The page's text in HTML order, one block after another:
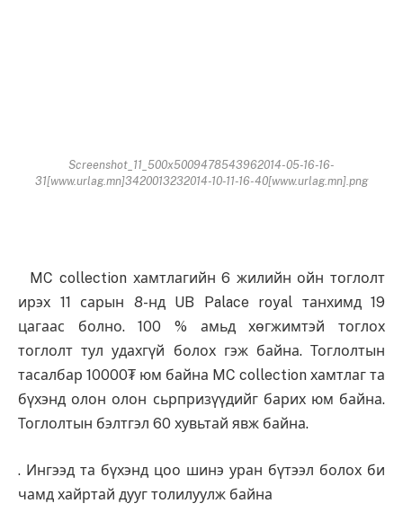
Screenshot_11_500x5009478543962014-05-16-16-
31[www.urlag.mn]3420013232014-10-11-16-40[www.urlag.mn].png
MC collection хамтлагийн 6 жилийн ойн тоглолт
ирэх 11 сарын 8-нд UB Palace royal танхимд 19
цагаас болно. 100 % амьд хөгжимтэй тоглох
тоглолт тул удахгүй болох гэж байна. Тоглолтын
тасалбар 10000₮ юм байна MC collection хамтлаг та
бүхэнд олон олон сьрпризүүдийг барих юм байна.
Тоглолтын бэлтгэл 60 хувьтай явж байна.
. Ингээд та бүхэнд цоо шинэ уран бүтээл болох би
чамд хайртай дууг толилуулж байна